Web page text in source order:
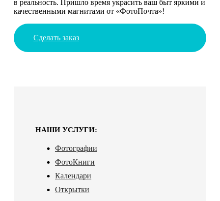
в реальность. Пришло время украсить ваш быт яркими и
качественными магнитами от «ФотоПочта»!
Сделать заказ
НАШИ УСЛУГИ:
Фотографии
ФотоКниги
Календари
Открытки